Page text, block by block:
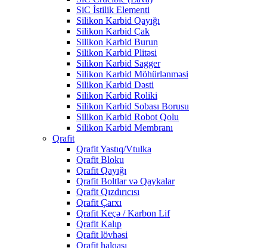
SiC İstilik Elementi
Silikon Karbid Qayığı
Silikon Karbid Çak
Silikon Karbid Burun
Silikon Karbid Plitəsi
Silikon Karbid Sagger
Silikon Karbid Möhürlənməsi
Silikon Karbid Dəsti
Silikon Karbid Roliki
Silikon Karbid Sobası Borusu
Silikon Karbid Robot Qolu
Silikon Karbid Membranı
Qrafit
Qrafit Yastıq/Vtulka
Qrafit Bloku
Qrafit Qayığı
Qrafit Boltlar və Qaykalar
Qrafit Qızdırıcısı
Qrafit Çarxı
Qrafit Keçə / Karbon Lif
Qrafit Kalıp
Qrafit lövhəsi
Qrafit halqası